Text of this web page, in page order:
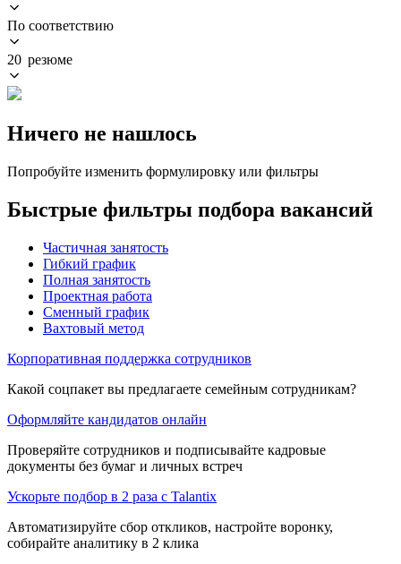
По соответствию
20 резюме
Ничего не нашлось
Попробуйте изменить формулировку или фильтры
Быстрые фильтры подбора вакансий
Частичная занятость
Гибкий график
Полная занятость
Проектная работа
Сменный график
Вахтовый метод
Корпоративная поддержка сотрудников
Какой соцпакет вы предлагаете семейным сотрудникам?
Оформляйте кандидатов онлайн
Проверяйте сотрудников и подписывайте кадровые
документы без бумаг и личных встреч
Ускорьте подбор в 2 раза с Talantix
Автоматизируйте сбор откликов, настройте воронку,
собирайте аналитику в 2 клика